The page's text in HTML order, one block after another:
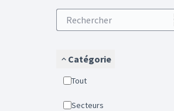
Catégorie
Tout
Secteurs